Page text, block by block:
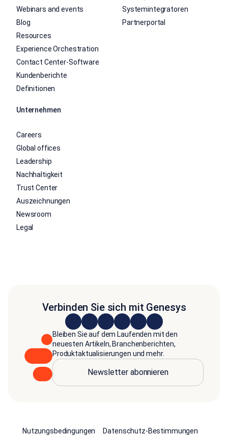
Webinars and events
Blog
Resources
Experience Orchestration
Contact Center-Software
Kundenberichte
Definitionen
Systemintegratoren
Partnerportal
Unternehmen
Careers
Global offices
Leadership
Nachhaltigkeit
Trust Center
Auszeichnungen
Newsroom
Legal
Verbinden Sie sich mit Genesys
Bleiben Sie auf dem Laufenden mit den
neuesten Artikeln, Branchenberichten,
Produktaktualisierungen und mehr.
Newsletter abonnieren
Nutzungsbedingungen Datenschutz-Bestimmungen